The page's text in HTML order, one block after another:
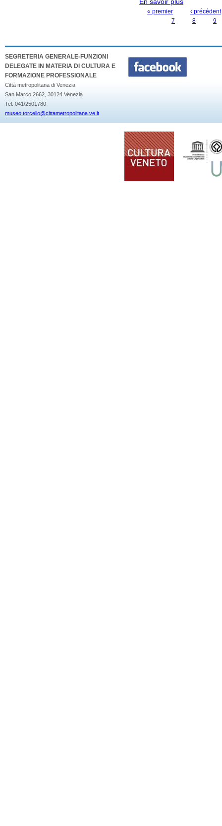
MUSEO
« premier
‹ précédent
7
8 9
SEGRETERIA GENERALE-FUNZIONI
DELEGATE IN MATERIA DI CULTURA E
FORMAZIONE PROFESSIONALE
Città metropolitana di Venezia
San Marco 2662, 30124 Venezia
Tel. 041/2501780
museo.torcello@cittametropolitana.ve.it